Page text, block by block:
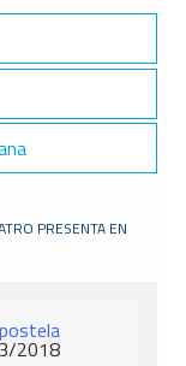
PRESENTA EN
2018